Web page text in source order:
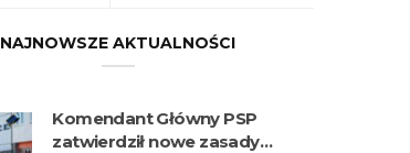
NAJNOWSZE AKTUALNOŚCI
Komendant Główny PSP
zatwierdził nowe zasady